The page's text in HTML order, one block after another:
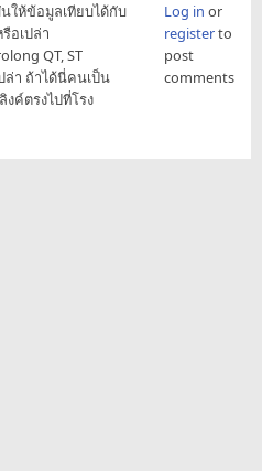
ให้ข้อมูลเทียบได้กับ
อเปล่า
QT, ST
ล่า ถ้าได้นี่คนเป็น
ค์ตรงไปที่โรง
Log in or
registerto
post
comments